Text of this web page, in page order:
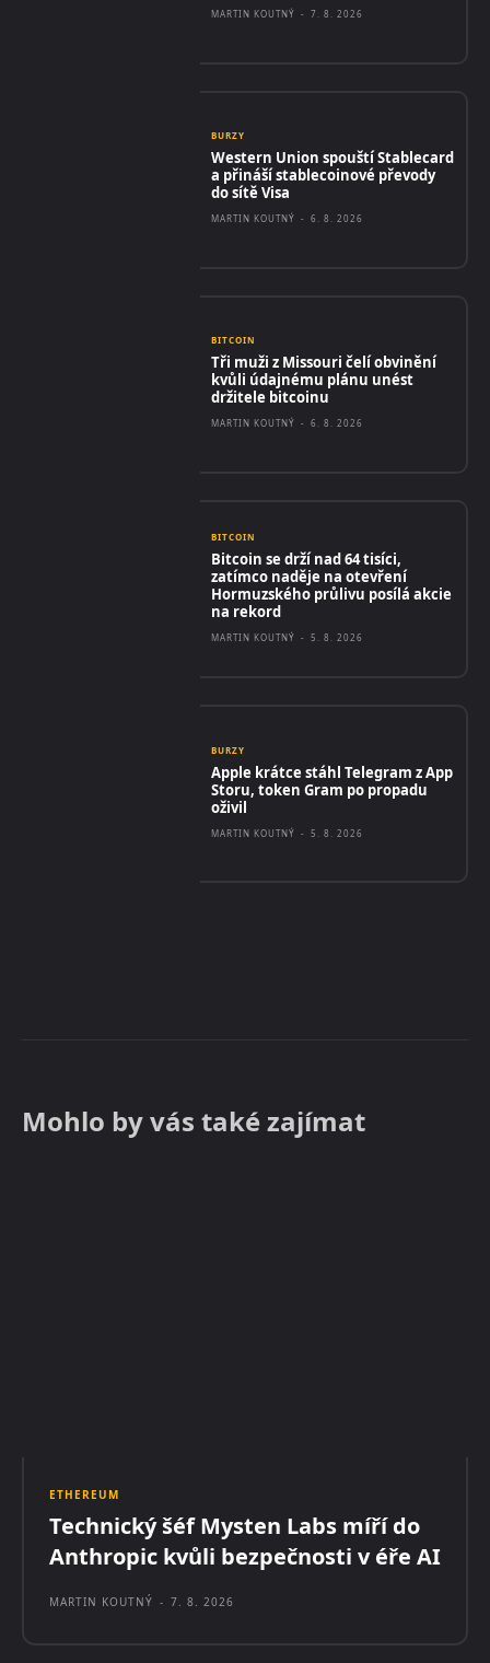
MARTIN KOUTNÝ - 7. 8. 2026
BURZY
Western Union spouští Stablecard
a přináší stablecoinové převody
do sítě Visa
MARTIN KOUTNÝ - 6. 8. 2026
BITCOIN
Tři muži z Missouri čelí obvinění
kvůli údajnému plánu unést
držitele bitcoinu
MARTIN KOUTNÝ - 6. 8. 2026
BITCOIN
Bitcoin se drží nad 64 tisíci,
zatímco naděje na otevření
Hormuzského průlivu posílá akcie
na rekord
MARTIN KOUTNÝ - 5. 8. 2026
BURZY
Apple krátce stáhl Telegram z App
Storu, token Gram po propadu
oživil
MARTIN KOUTNÝ - 5. 8. 2026
Mohlo by vás také zajímat
ETHEREUM
Technický šéf Mysten Labs míří do
Anthropic kvůli bezpečnosti v éře AI
MARTIN KOUTNÝ - 7. 8. 2026